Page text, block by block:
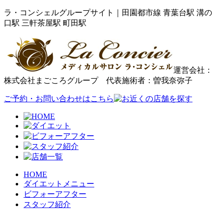
ラ・コンシェルグループサイト｜田園都市線 青葉台駅 溝の
口駅 三軒茶屋駅 町田駅
運営会社：
株式会社まごころグループ 代表施術者：曽我奈弥子
ご予約・お問い合わせはこちら
HOME
ダイエットメニュー
ビフォーアフター
スタッフ紹介